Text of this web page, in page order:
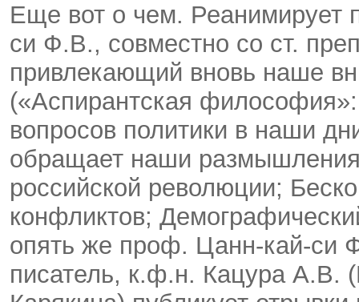
Еще вот о чем. Реанимирует
си Ф.В., совместно со ст.
привлекающий вновь наше
(«Аспирантская
вопросов политики в наши
обращает наши размышления
российской революции;
конфликтов;
опять же проф. Цанн-кай-си
писатель, к.ф.н. Кацура